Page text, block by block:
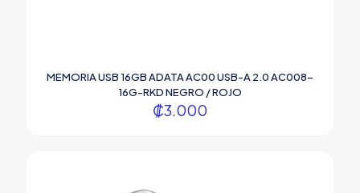
MEMORIA USB 16GB ADATA AC00 USB-A 2.0 AC008-
16G-RKD NEGRO / ROJO
₡3.000